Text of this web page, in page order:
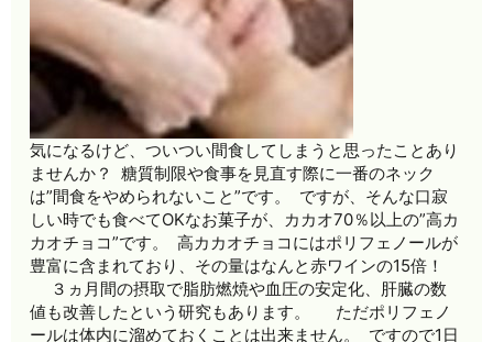
気になるけど、ついつい間食してしまうと思ったことあり
ませんか？ ㅤㅤ 糖質制限や食事を見直す際に一番のネック
は”間食をやめられないこと”です。 ㅤㅤ ですが、そんな口寂
しい時でも食べてOKなお菓子が、カカオ70％以上の”高カ
カオチョコ”です。 ㅤㅤ 高カカオチョコにはポリフェノールが
豊富に含まれており、その量はなんと赤ワインの15倍！ ㅤ
ㅤ ３ヵ月間の摂取で脂肪燃焼や血圧の安定化、肝臓の数
値も改善したという研究もあります。 ㅤㅤ ただポリフェノ
ールは体内に溜めておくことは出来ません。 ㅤㅤ ですので1日